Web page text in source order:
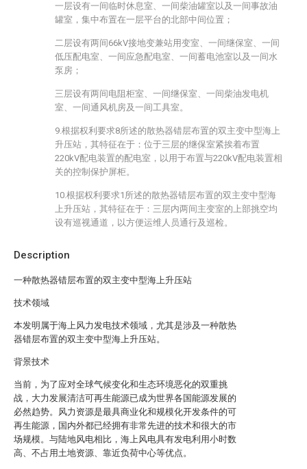
Description
一种散热器错层布置的双主变中型海上升压站
技术领域
本发明属于海上风力发电技术领域，尤其是涉及一种散热
器错层布置的双主变中型海上升压站。
背景技术
当前，为了应对全球气候变化和生态环境恶化的双重挑
战，大力发展清洁可再生能源已成为世界各国能源发展的
必然趋势。风力资源是最具商业化和规模化开发条件的可
再生能源，国内外都已经拥有非常先进的技术和很大的市
场规模。与陆地风电相比，海上风电具有发电利用小时数
高、不占用土地资源、靠近负荷中心等优点。
一层设有一间临时休息室、一间柴油罐室以及一间事故油
罐室，集中布置在一层平台的北部中间位置；
二层设有两间66kV接地变兼站用变室、一间继保室、一间
低压配电室、一间应急配电室、一间蓄电池室以及一间水
泵房；
三层设有两间电阻柜室、一间继保室、一间柴油发电机
室、一间通风机房及一间工具室。
9.根据权利要求8所述的散热器错层布置的双主变中型海上
升压站，其特征在于：位于三层的继保室紧挨着布置
220kV配电装置的配电室，以用于布置与220kV配电装置相
关的控制保护屏柜。
10.根据权利要求1所述的散热器错层布置的双主变中型海
上升压站，其特征在于：三层内两间主变室的上部挑空均
设有巡视通道，以方便运维人员通行及巡检。